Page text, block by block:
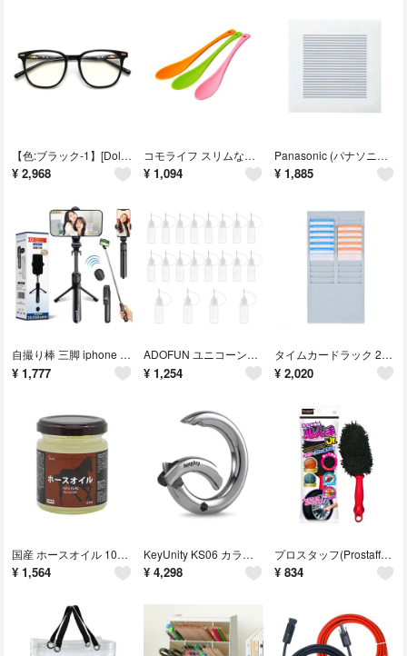
【色:ブラック-1】[Dollger] ブルーライトカットメガネ 伊達メガネ ブ
¥ 2,968
コモライフ スリムなシリコーンスプーン 3本セット シリコンスプーン スプーン
¥ 1,094
Panasonic (パナソニック) 天井埋込形換気扇 ルーバー別売タイプ FY
¥ 1,885
自撮り棒 三脚 iphone セルカ棒 bluetooth 軽量 三脚付き 長
¥ 1,777
ADOFUN ユニコーンボトル 20個×10ml 針付き スポイトボトル
¥ 1,254
タイムカードラック 24人用 取り付けネジ付き タイムカード収納 IDカード 簡
¥ 2,020
国産 ホースオイル 100ml レザークラフト メンテナンス用に 革 クリーム
¥ 1,564
KeyUnity KS06 カラビナ 丸型リング 丸キーリング ステンレス製 カ
¥ 4,298
プロスタッフ(Prostaff) 洗車用品 ホイール洗浄用ブラシ 鬼人手ジュニア
¥ 834